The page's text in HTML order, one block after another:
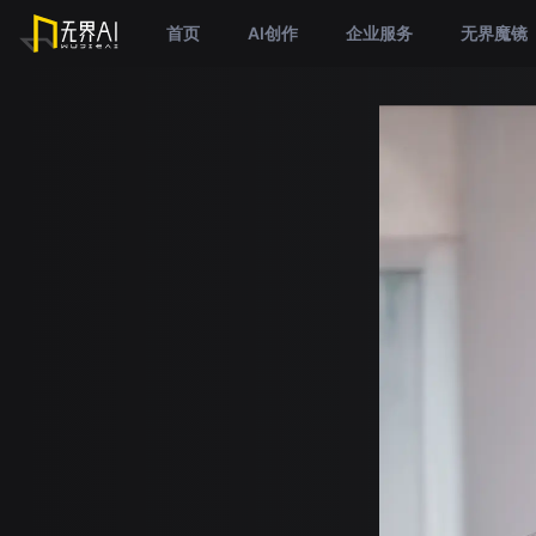
首页 AI创作 企业服务 无界魔镜